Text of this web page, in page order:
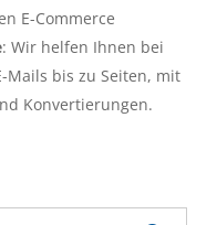
E-Commerce
: Wir helfen Ihnen bei
Mails bis zu Seiten, mit
Konvertierungen.